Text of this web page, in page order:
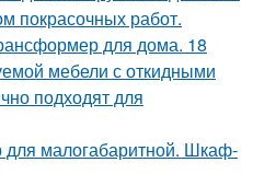
покрасочных работ.
для дома. 18
мебели с откидными
подходят для
малогабаритной. Шкаф-